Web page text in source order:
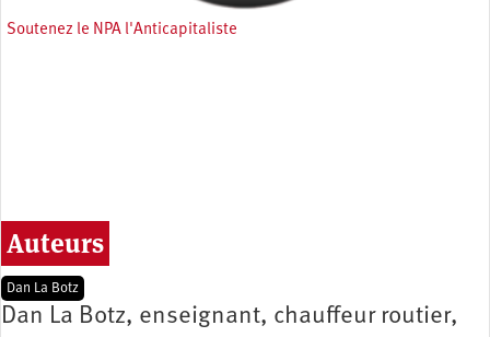
Soutenez le NPA l'Anticapitaliste
Auteurs
Dan La Botz
Dan La Botz, enseignant, chauffeur routier,